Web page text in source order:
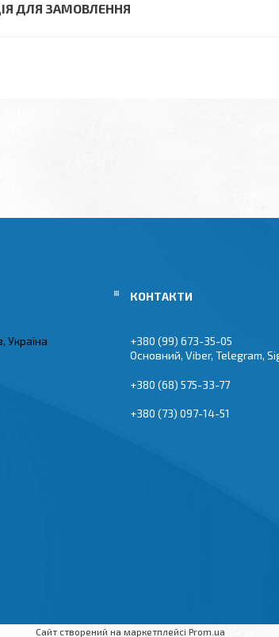
ДЛЯ ЗАМОВЛЕННЯ
Україна
+380 (99) 673-35-05
Основний, Viber, Telegram,
+380 (68) 575-33-77
+380 (73) 097-14-51
Сайт створений на маркетплейсі Prom.ua